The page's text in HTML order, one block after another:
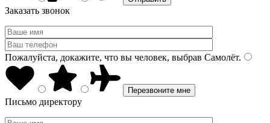
Заказать звонок
Пожалуйста, докажите, что вы человек, выбрав Самолёт.
Письмо директору